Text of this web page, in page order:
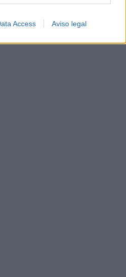
Access Aviso legal